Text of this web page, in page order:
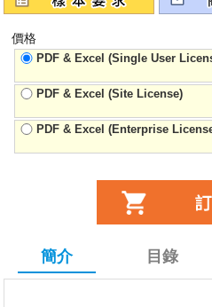
價格
PDF & Excel (Single User
PDF & Excel (Site License)
PDF & Excel (Enterprise
簡介 目錄